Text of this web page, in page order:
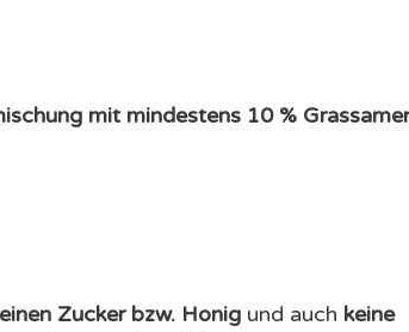
mit mindestens 10 %
Zucker bzw. Honig und auch keine